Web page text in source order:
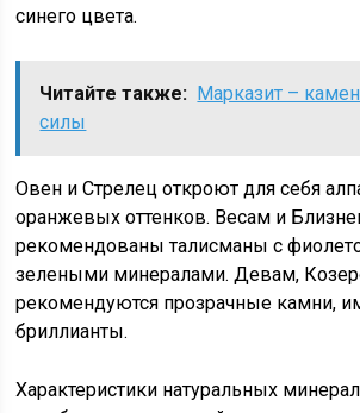
синего цвета.
Читайте также: Марказит –
силы
Овен и Стрелец откроют для себя
оранжевых оттенков. Весам и
рекомендованы талисманы с
зелеными минералами. Девам,
рекомендуются прозрачные камни,
бриллианты.
Характеристики натуральных